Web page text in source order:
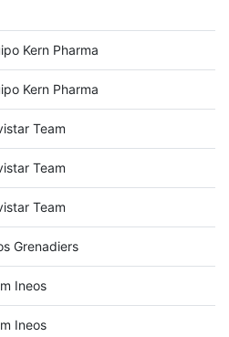
Kern Pharma
Kern Pharma
Team
Team
Team
Grenadiers
Ineos
Ineos